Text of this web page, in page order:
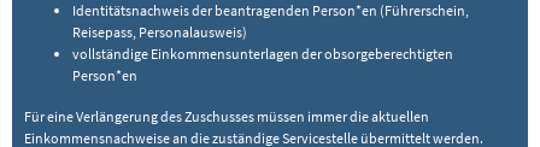
Identitätsnachweis der beantragenden Person*en (Führerschein,
Reisepass, Personalausweis)
vollständige Einkommensunterlagen der obsorgeberechtigten
Person*en
Für eine Verlängerung des Zuschusses müssen immer die aktuellen
Einkommensnachweise an die zuständige Servicestelle übermittelt werden.